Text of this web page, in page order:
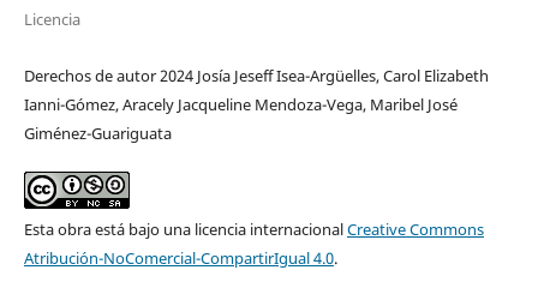
Licencia
Derechos de autor 2024 Josía Jeseff Isea-Argüelles, Carol Elizabeth
Ianni-Gómez, Aracely Jacqueline Mendoza-Vega, Maribel José
Giménez-Guariguata
Esta obra está bajo una licencia internacionalCreative Commons
Atribución-NoComercial-CompartirIgual 4.0.